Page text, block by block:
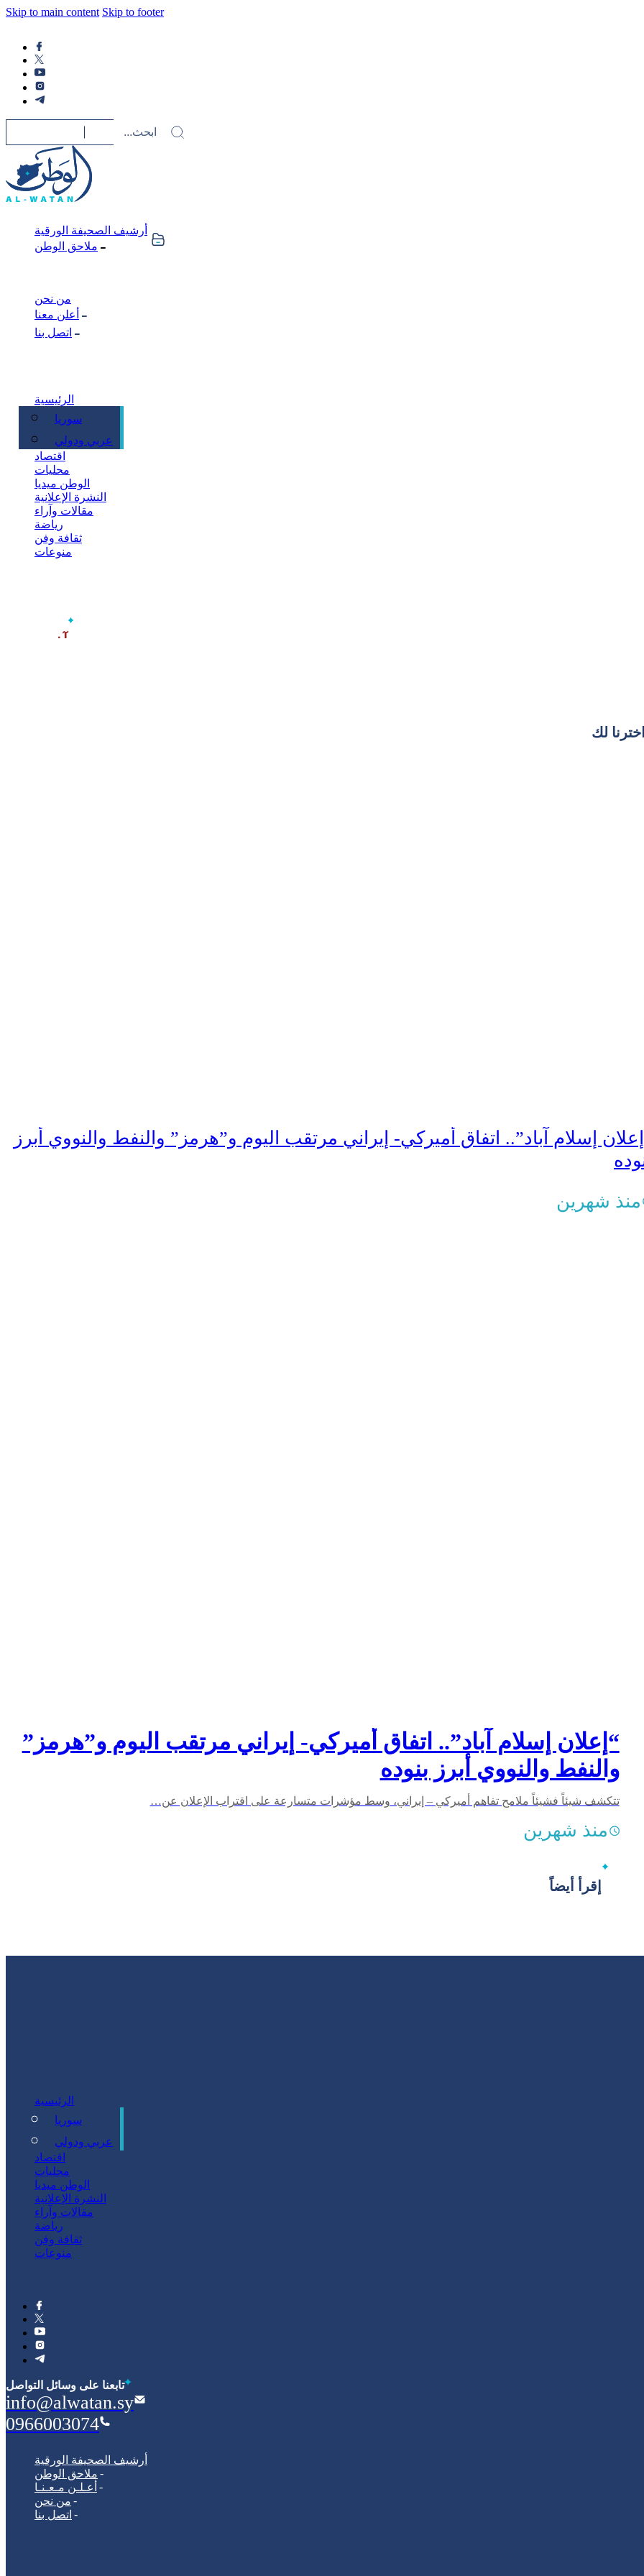
Skip to main content Skip to footer
أرشيف الصحيفة الورقية
ملاحق الوطن
من نحن
أعلن معنا
اتصل بنا
الرئيسية
سوريا
عربي ودولي
اقتصاد
محليات
الوطن ميديا
النشرة الإعلانية
مقالات وآراء
رياضة
ثقافة وفن
منوعات
‫آخر
اخترنا لك
إسلام آباد”.. اتفاق أميركي- إيراني مرتقب اليوم و”هرمز” والنفط والنووي أبرز
منذ شهرين
“إعلان إسلام آباد”.. اتفاق أميركي- إيراني مرتقب اليوم و”هرمز”
والنفط والنووي أبرز بنوده
تتكشف شيئاً فشيئاً ملامح تفاهم أميركي – إيراني، وسط مؤشرات متسارعة على اقتراب الإعلان عن‫…‬
منذ شهرين
إقرأ أيضاً
الرئيسية
سياسة
سوريا
عربي ودولي
اقتصاد
محليات
الوطن ميديا
النشرة الإعلانية
مقالات وآراء
رياضة
ثقافة وفن
منوعات
‫تابعنا على وسائل التواصل
info@alwatan.sy
0966003074
أرشيف الصحيفة الورقية
ملاحق الوطن
أعـلـن مـعـنـا
من نحن
اتصل بنا